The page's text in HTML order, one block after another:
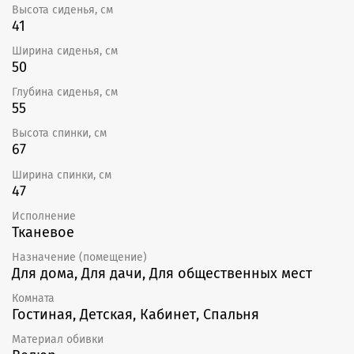
Высота сиденья, см
41
Ширина сиденья, см
50
Глубина сиденья, см
55
Высота спинки, см
67
Ширина спинки, см
47
Исполнение
Тканевое
Назначение (помещение)
Для дома, Для дачи, Для общественных мест
Комната
Гостиная, Детская, Кабинет, Спальня
Материал обивки